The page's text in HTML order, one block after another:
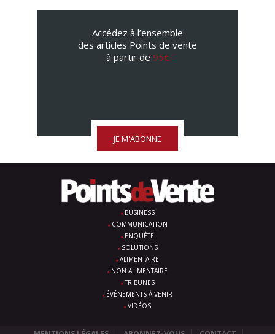
Accédez à l’ensemble
des articles Points de vente
à partir de 95€
JE M'ABONNE
BUSINESS
COMMUNICATION
ENQUÊTE
SOLUTIONS
ALIMENTAIRE
NON ALIMENTAIRE
TRIBUNES
ÉVÉNEMENTS À VENIR
VIDÉOS